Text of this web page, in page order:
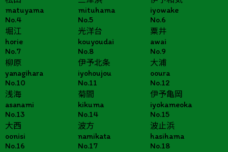
matuyama
mituhama
iyowake
No.4
堀江
horie
No.5
光洋台
kouyoudai
No.6
粟井
awai
No.7
柳原
yanagihara
No.8
伊予北条
iyohoujou
No.9
大浦
ooura
No.10
浅海
asanami
No.11
菊間
kikuma
No.12
伊予亀岡
iyokameoka
No.13
大西
oonisi
No.14
波方
namikata
No.15
波止浜
hasihama
No.16
No.17
No.18